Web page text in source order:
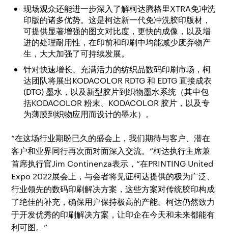
现场观众还能进一步深入了解柯达腾格里XTRA免冲洗
印版的诸多优势。这是柯达新一代免冲洗胶印版材，
可提供显著增强的图文对比度，更快的成像，以及增
进的处理耐用性，在印前和印刷中均能减少废弃物产
生，大大加强了可持续发展。
针对快速增长、充满活力的纺织品数码印刷市场，柯
达团队将展出KODACOLOR RDTG 和 EDTG 直接成衣
(DTG) 墨水，以及新型胶片到织物墨水系统（其中包
括KODACOLOR 粉末、KODACOLOR 胶片，以及专
为薄膜到织物应用而设计的墨水）。
“在这场行业期盼已久的盛会上，我们期待与客户、潜在
客户和业界同行再次面对面深入交流。”柯达执行主席兼
首席执行官Jim Continenza表示，“在PRINTING United
Expo 2022展会上，与会者将见证柯达提供的极为广泛、
行业领先的数码印刷解决方案，这些方案对传统胶印构成
了绝佳的补充，确保用户保持极高的产能。柯达仍然致力
于开发优秀的印刷解决方案，让印企在今天和未来都能有
利可图。”